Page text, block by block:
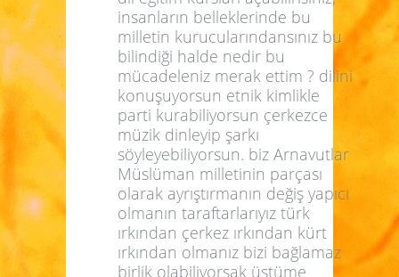
insanların belleklerinde bu
milletin kurucularındansınız bu
bilindiği halde nedir bu
mücadeleniz merak ettim ? dilini
konuşuyorsun etnik kimlikle
parti kurabiliyorsun çerkezce
müzik dinleyip şarkı
söyleyebiliyorsun. biz Arnavutlar
Müslüman milletinin parçası
olarak ayrıştırmanın değiş yapıcı
olmanın taraftarlarıyız türk
ırkından çerkez ırkından kürt
ırkından olmanız bizi bağlamaz
birlik olabiliyorsak üstüme